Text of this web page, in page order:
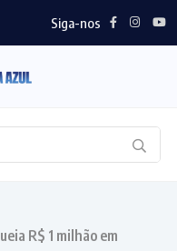
Siga-nos
R$ 1 milhão em